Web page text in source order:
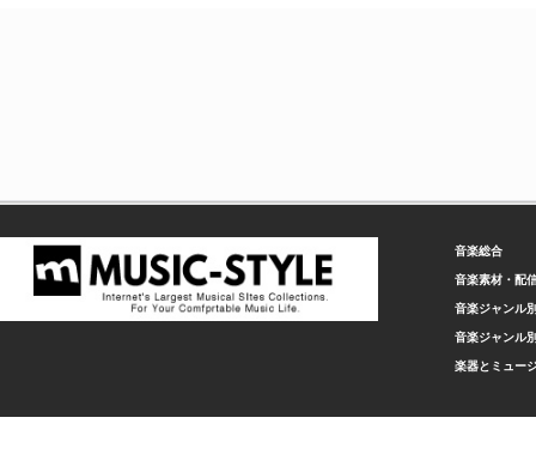
音楽総合
音楽素材・配
音楽ジャンル
音楽ジャンル
楽器とミュー